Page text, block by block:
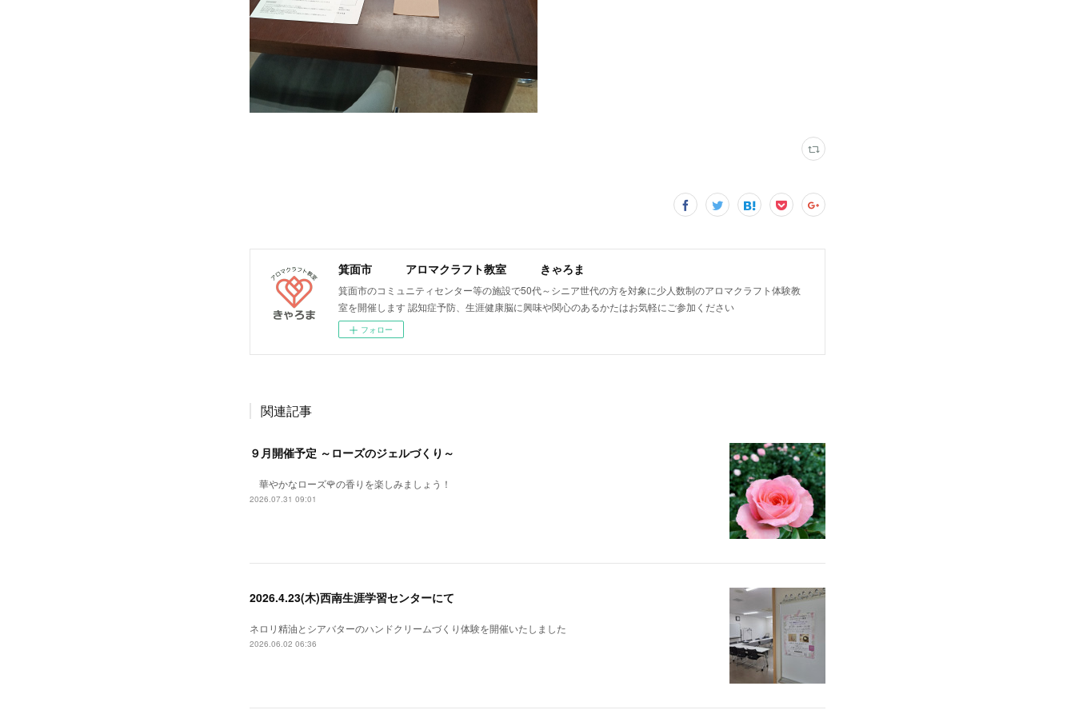
箕面市 アロマクラフト教室 きゃろま
箕面市のコミュニティセンター等の施設で50代～シニア世代の方を対象に少人数制のアロマクラフト体験教
室を開催します 認知症予防、生涯健康脳に興味や関心のあるかたはお気軽にご参加ください
フォロー
関連記事
９月開催予定 ～ローズのジェルづくり～
華やかなローズ🌹の香りを楽しみましょう！
2026.07.31 09:01
2026.4.23(木)西南生涯学習センターにて
ネロリ精油とシアバターのハンドクリームづくり体験を開催いたしました
2026.06.02 06:36